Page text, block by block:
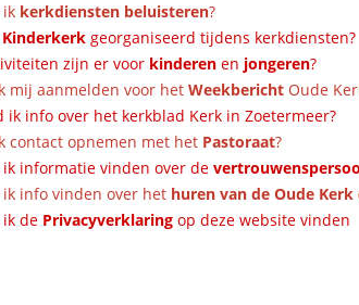
ik kerkdiensten beluisteren?
Kinderkerk georganiseerd tijdens kerkdiensten?
zijn er voor kinderen en jongeren?
mij aanmelden voor het Weekbericht Oude
ik info over het kerkblad Kerk in Zoetermeer?
contact opnemen met het Pastoraat?
ik informatie vinden over de
ik info vinden over het huren van de Oude Kerk
ik de Privacyverklaring op deze website vinden